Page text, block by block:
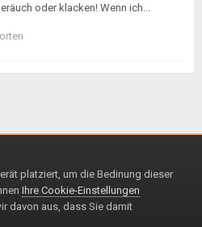
oder klacken! Wenn ich...
- 2025
Invision Community
platziert, um die Bedinung dieser
Ihre Cookie-Einstellungen
davon aus, dass Sie damit